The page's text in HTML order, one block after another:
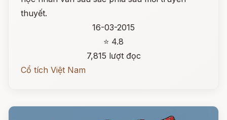
thuyết.
16-03-2015
⭐ 4.8
7,815 lượt đọc
Cổ tích Việt Nam